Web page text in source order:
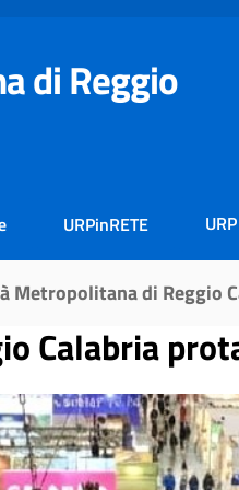
di Reggio
URPinRETE URP
Metropolitana di Reggio
Calabria